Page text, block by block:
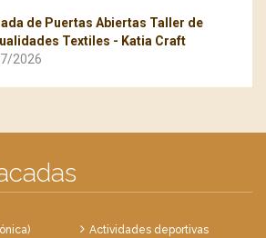
de Puertas Abiertas Taller de
Textiles - Katia Craft
2026
Actividades deportivas